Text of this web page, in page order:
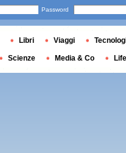
Password
Libri Viaggi
Scienze Media & Co